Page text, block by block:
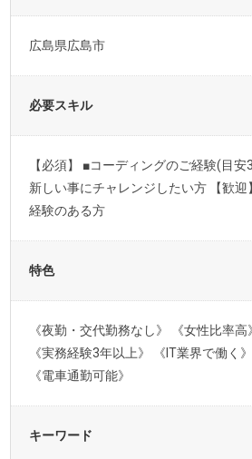
広島県広島市
必要スキル
【必須】 ■コーディングのご経験(目
新しい事にチャレンジしたい方 【歓
経験のある方
特色
《夜勤・交代勤務なし》 《女性比率高
《実務経験3年以上》 《IT業界で働く
《電車通勤可能》
キーワード